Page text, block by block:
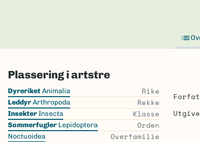
Plassering i artstre
Skip
the
list
DyreriketAnimalia Rike
LeddyrArthropoda Rekke
InsekterInsecta Klasse
Sommerfugler Lepidoptera Orden
Noctuoidea Overfamilie